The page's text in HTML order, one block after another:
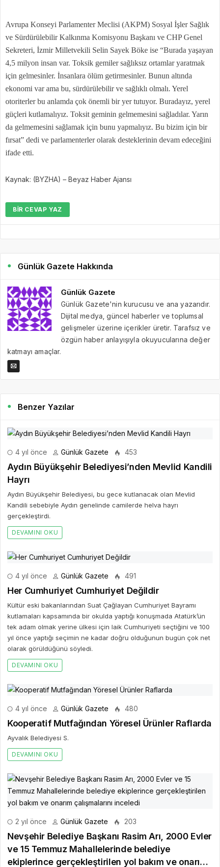
Avrupa Konseyi Parlamenter Meclisi (AKPM) Sosyal İşler Sağlık
ve Sürdürülebilir Kalkınma Komisyonu Başkanı ve CHP Genel
Sekreteri, İzmir Milletvekili Selin Sayek Böke ise “Burada yaşayan
4,5 milyon insan var. Toksik gemiler sağlıksız ortamlar yaratmak
için gelmesinler. İnsanlara ölüm getirmesinler. Bunun altında
ekonomi var ama bu, sürdürülebilir ve sağlıklı olmalı. Yerel
otoriterler bu anlamda çok önemli bir yer tutuyor. Buradayız, yerel
güçleri kutlamalıyız. Toksit geminin gelmemesini sağladılar. Yarın
da gelmemesini sağlamak için bunu yapmalıyız. Bu bizim için bir
fırsat” dedi ve parlamenterler olarak desteklerinin devam edeceğini
ifade etti.
Kaynak: (BYZHA) – Beyaz Haber Ajansı
BIR CEVAP YAZ
Günlük Gazete Hakkında
Günlük Gazete
Günlük Gazete'nin kurucusu ve ana yazarıdır.
Dijital medya, güncel haberler ve toplumsal
gelişmeler üzerine içerikler üretir. Tarafsız ve
özgün haber anlayışıyla okuyucularına değer
katmayı amaçlar.
Benzer Yazılar
4 yıl önce Günlük Gazete 453
Aydın Büyükşehir Belediyesi’nden Mevlid Kandili
Hayrı
Aydın Büyükşehir Belediyesi, bu gece kutlanacak olan Mevlid
Kandili sebebiyle Aydın genelinde camilerde helva hayrı
gerçekleştirdi.
DEVAMINI OKU
4 yıl önce Günlük Gazete 491
Her Cumhuriyet Cumhuriyet Değildir
Kültür eski bakanlarından Suat Çağlayan Cumhuriyet Bayramı
kutlamaları kapsamında bir okulda yaptığı konuşmada Atatürk’ün
tek adam olmak yerine ülkesi için laik Cumhuriyeti seçtiğini ve 100
yıl önce yaptığı seçimin ne kadar doğru olduğunun bugün çok net
olarak görüldüğünü söyledi.
DEVAMINI OKU
4 yıl önce Günlük Gazete 480
Kooperatif Mutfağından Yöresel Ürünler Raflarda
Ayvalık Belediyesi S.
DEVAMINI OKU
2 yıl önce Günlük Gazete 203
Nevşehir Belediye Başkanı Rasim Arı, 2000 Evler
ve 15 Temmuz Mahallelerinde belediye
ekiplerince gerçekleştirilen yol bakım ve onarım